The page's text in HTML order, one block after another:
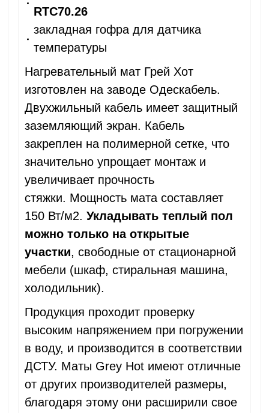
RTC70.26
закладная гофра для датчика
температуры
Нагревательный мат Грей Хот
изготовлен на заводе Одескабель.
Двухжильный кабель имеет защитный
заземляющий экран. Кабель
закреплен на полимерной сетке, что
значительно упрощает монтаж и
увеличивает прочность
стяжки. Мощность мата составляет
150 Вт/м2. Укладывать теплый пол
можно только на открытые
участки, свободные от стационарной
мебели (шкаф, стиральная машина,
холодильник).
Продукция проходит проверку
высоким напряжением при погружении
в воду, и производится в соответствии
ДСТУ. Маты Grey Hot имеют отличные
от других производителей размеры,
благодаря этому они расширили свое